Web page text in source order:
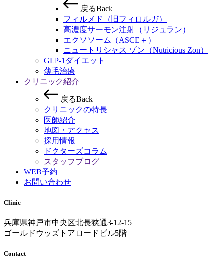
戻るBack
フィルメド（旧フィロルガ）
高濃度サーモン注射（リジュラン）
エクソソーム（ASCE＋）
ニュートリシャス ゾン（Nutricious Zon）
GLP-1ダイエット
薄毛治療
クリニック紹介
戻るBack
クリニックの特長
医師紹介
地図・アクセス
採用情報
ドクターズコラム
スタッフブログ
WEB予約
お問い合わせ
Clinic
兵庫県神戸市中央区北長狭通3-12-15
ゴールドウッズトアロードビル5階
Contact